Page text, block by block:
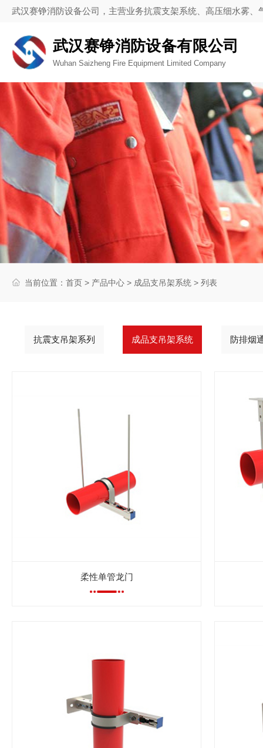
武汉赛铮消防设备公司，主营业务抗震支架系统、高压细水雾
武汉赛铮消防设备有限公司
Wuhan Saizheng Fire Equipment Limited Company
当前位置： 首页 > 产品中心 > 成品支吊架系统 > 列表
抗震支吊架系列 成品支吊架系统 防排烟
查看更多
柔性单管龙门
查看更多